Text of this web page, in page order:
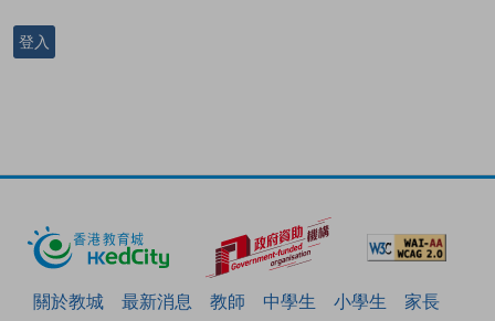
登入
關於教城 最新消息 教師 中學生 小學生
家長